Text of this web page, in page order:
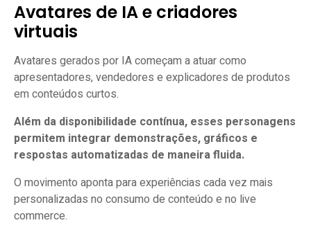
Avatares de IA e criadores
virtuais
Avatares gerados por IA começam a atuar como
apresentadores, vendedores e explicadores de produtos
em conteúdos curtos.
Além da disponibilidade contínua, esses personagens
permitem integrar demonstrações, gráficos e
respostas automatizadas de maneira fluida.
O movimento aponta para experiências cada vez mais
personalizadas no consumo de conteúdo e no live
commerce.